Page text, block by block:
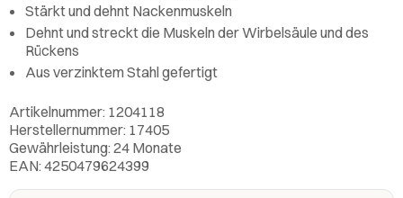
Stärkt und dehnt Nackenmuskeln
Dehnt und streckt die Muskeln der Wirbelsäule und des
Rückens
Aus verzinktem Stahl gefertigt
Artikelnummer: 1204118
Herstellernummer: 17405
Gewährleistung: 24 Monate
EAN: 4250479624399